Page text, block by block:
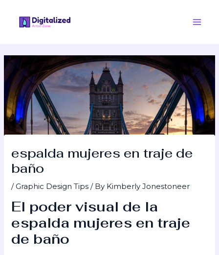
content
espalda mujeres en traje de
baño
/Graphic Design Tips / By Kimberly Jonestoneer
El poder visual de la
espalda mujeres en traje
de baño
navigation